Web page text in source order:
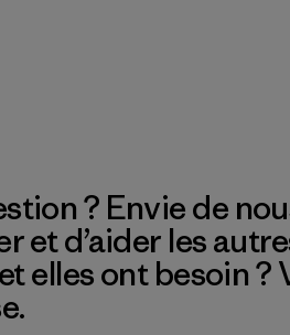
? Envie de
et d’aider les
elles ont besoin ?